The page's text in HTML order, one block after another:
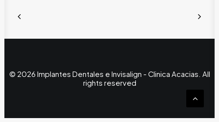
© 2026 Implantes Dentales e Invisalign - Clinica Acacias. All
rights reserved